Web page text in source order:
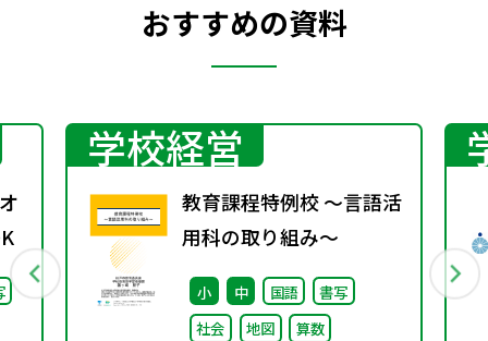
おすすめの資料
学校経営
教育課程特例校 ～言語活
用科の取り組み～
小 中 国語
書写
社会
地図
算数